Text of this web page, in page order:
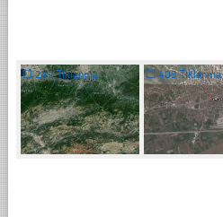
☐241 Tıklanma ☐403 Tıklanma